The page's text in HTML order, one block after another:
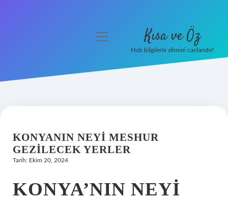
Hakkımızda
menüyü
Kısa ve Öz
Hızlı bilgilerle zihnini canlandır!
KONYANIN NEYI MESHUR
GEZILECEK YERLER
Tarih: Ekim 20, 2024
KONYA’NIN NEYI